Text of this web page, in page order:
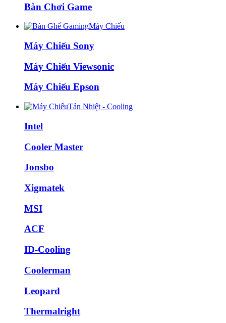
Bàn Chơi Game
Máy Chiếu
Máy Chiếu Sony
Máy Chiếu Viewsonic
Máy Chiếu Epson
Tản Nhiệt - Cooling
Intel
Cooler Master
Jonsbo
Xigmatek
MSI
ACF
ID-Cooling
Coolerman
Leopard
Thermalright